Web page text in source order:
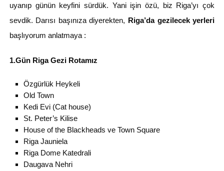
uyanıp günün keyfini sürdük. Yani işin özü, biz Riga’yı çok
sevdik. Darısı başınıza diyerekten, Riga’da gezilecek yerleri
başlıyorum anlatmaya :
1.Gün Riga Gezi Rotamız
Özgürlük Heykeli
Old Town
Kedi Evi (Cat house)
St. Peter’s Kilise
House of the Blackheads ve Town Square
Riga Jauniela
Riga Dome Katedrali
Daugava Nehri